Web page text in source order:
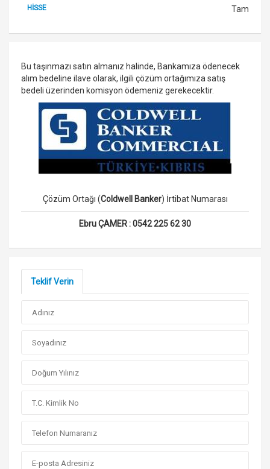
HİSSE Tam
Bu taşınmazı satın almanız halinde, Bankamıza ödenecek
alım bedeline ilave olarak, ilgili çözüm ortağımıza satış
bedeli üzerinden komisyon ödemeniz gerekecektir.
Çözüm Ortağı (Coldwell Banker) İrtibat Numarası
Ebru ÇAMER :0542 225 62 30
Teklif Verin